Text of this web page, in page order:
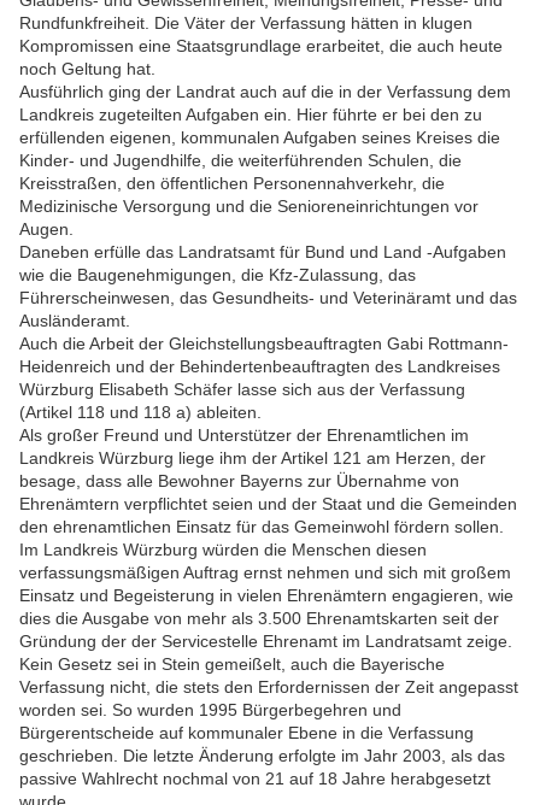
Rundfunkfreiheit. Die Väter der Verfassung hätten in klugen
Kompromissen eine Staatsgrundlage erarbeitet, die auch heute
noch Geltung hat.
Ausführlich ging der Landrat auch auf die in der Verfassung dem
Landkreis zugeteilten Aufgaben ein. Hier führte er bei den zu
erfüllenden eigenen, kommunalen Aufgaben seines Kreises die
Kinder- und Jugendhilfe, die weiterführenden Schulen, die
Kreisstraßen, den öffentlichen Personennahverkehr, die
Medizinische Versorgung und die Senioreneinrichtungen vor
Augen.
Daneben erfülle das Landratsamt für Bund und Land -Aufgaben
wie die Baugenehmigungen, die Kfz-Zulassung, das
Führerscheinwesen, das Gesundheits- und Veterinäramt und das
Ausländeramt.
Auch die Arbeit der Gleichstellungsbeauftragten Gabi Rottmann-
Heidenreich und der Behindertenbeauftragten des Landkreises
Würzburg Elisabeth Schäfer lasse sich aus der Verfassung
(Artikel 118 und 118 a) ableiten.
Als großer Freund und Unterstützer der Ehrenamtlichen im
Landkreis Würzburg liege ihm der Artikel 121 am Herzen, der
besage, dass alle Bewohner Bayerns zur Übernahme von
Ehrenämtern verpflichtet seien und der Staat und die Gemeinden
den ehrenamtlichen Einsatz für das Gemeinwohl fördern sollen.
Im Landkreis Würzburg würden die Menschen diesen
verfassungsmäßigen Auftrag ernst nehmen und sich mit großem
Einsatz und Begeisterung in vielen Ehrenämtern engagieren, wie
dies die Ausgabe von mehr als 3.500 Ehrenamtskarten seit der
Gründung der der Servicestelle Ehrenamt im Landratsamt zeige.
Kein Gesetz sei in Stein gemeißelt, auch die Bayerische
Verfassung nicht, die stets den Erfordernissen der Zeit angepasst
worden sei. So wurden 1995 Bürgerbegehren und
Bürgerentscheide auf kommunaler Ebene in die Verfassung
geschrieben. Die letzte Änderung erfolgte im Jahr 2003, als das
passive Wahlrecht nochmal von 21 auf 18 Jahre herabgesetzt